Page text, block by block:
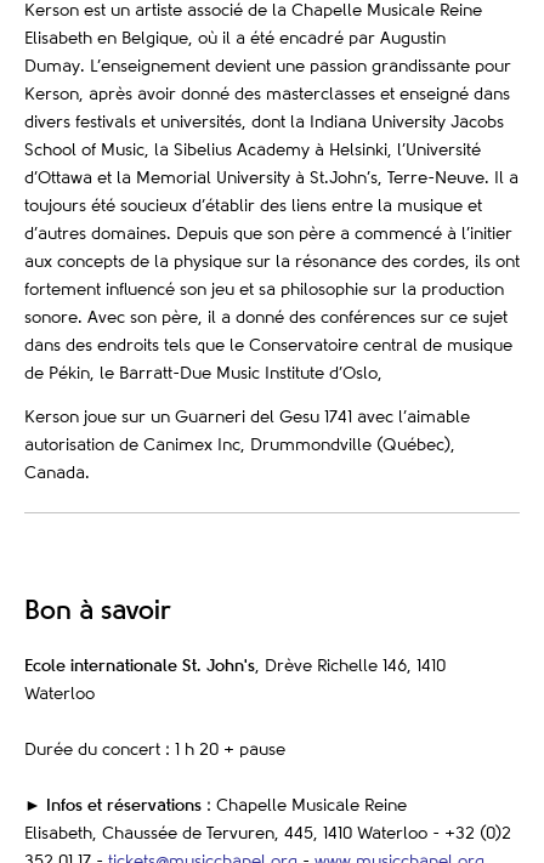
Kerson est un artiste associé de la Chapelle Musicale Reine
Elisabeth en Belgique, où il a été encadré par Augustin
Dumay. L’enseignement devient une passion grandissante pour
Kerson, après avoir donné des masterclasses et enseigné dans
divers festivals et universités, dont la Indiana University Jacobs
School of Music, la Sibelius Academy à Helsinki, l’Université
d’Ottawa et la Memorial University à St.John’s, Terre-Neuve. Il a
toujours été soucieux d’établir des liens entre la musique et
d’autres domaines. Depuis que son père a commencé à l’initier
aux concepts de la physique sur la résonance des cordes, ils ont
fortement influencé son jeu et sa philosophie sur la production
sonore. Avec son père, il a donné des conférences sur ce sujet
dans des endroits tels que le Conservatoire central de musique
de Pékin, le Barratt-Due Music Institute d’Oslo,
Kerson joue sur un Guarneri del Gesu 1741 avec l’aimable
autorisation de Canimex Inc, Drummondville (Québec),
Canada.
Bon à savoir
Ecole internationale St. John's , Drève Richelle 146, 1410
Waterloo
Durée du concert : 1 h 20 + pause
► Infos et réservations : Chapelle Musicale Reine
Elisabeth, Chaussée de Tervuren, 445, 1410 Waterloo - +32 (0)2